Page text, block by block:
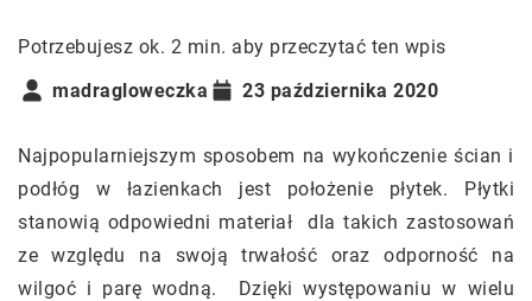
Potrzebujesz ok. 2 min. aby przeczytać ten wpis
madragloweczka
23 października 2020
Najpopularniejszym sposobem na wykończenie ścian i
podłóg w łazienkach jest położenie płytek. Płytki
stanowią odpowiedni materiał dla takich zastosowań
ze względu na swoją trwałość oraz odporność na
wilgoć i parę wodną. Dzięki występowaniu w wielu